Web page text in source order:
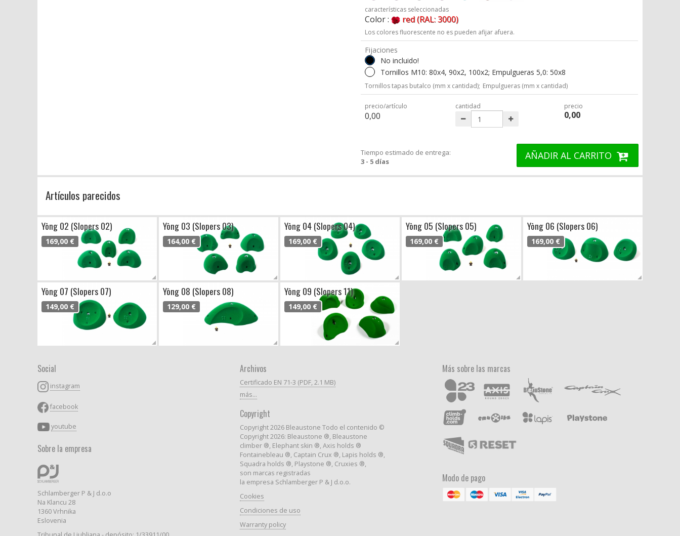
características seleccionadas
Color : red (RAL: 3000)
Los colores fluorescente no es pueden afijar afuera.
Fijaciones
No incluido!
Tornillos M10: 80x4, 90x2, 100x2; Empulgueras 5,0: 50x8
Tornillos tapas butalco (mm x cantidad); Empulgueras (mm x cantidad)
precio/artículo
0,00
cantidad precio
0,00
Tiempo estimado de entrega:
3 - 5 días
AÑADIR AL CARRITO
Artículos parecidos
Yōng 02 (Slopers 02)
169,00 €
Yōng 03 (Slopers 03)
164,00 €
Yōng 04 (Slopers 04)
169,00 €
Yōng 05 (Slopers 05)
169,00 €
Yōng 06 (Slopers 06)
169,00 €
Yōng 07 (Slopers 07)
149,00 €
Yōng 08 (Slopers 08)
129,00 €
Yōng 09 (Slopers 11)
149,00 €
Social
instagram
facebook
youtube
Sobre la empresa
Schlamberger P & J d.o.o
Na Klancu 28
1360 Vrhnika
Eslovenia
Archivos
Certificado EN 71-3 (PDF, 2.1 MB)
más...
Copyright
Copyright 2026 Bleaustone Todo el contenido ©
Copyright 2026: Bleaustone ®, Bleaustone
climber ®, Elephant skin ®, Axis holds ®
Fontainebleau ®, Captain Crux ®, Lapis holds ®,
Squadra holds ®, Playstone ®, Cruxies ®,
son marcas registradas
la empresa Schlamberger P & J d.o.o.
Cookies
Condiciones de uso
Warranty policy
Más sobre las marcas
Modo de pago